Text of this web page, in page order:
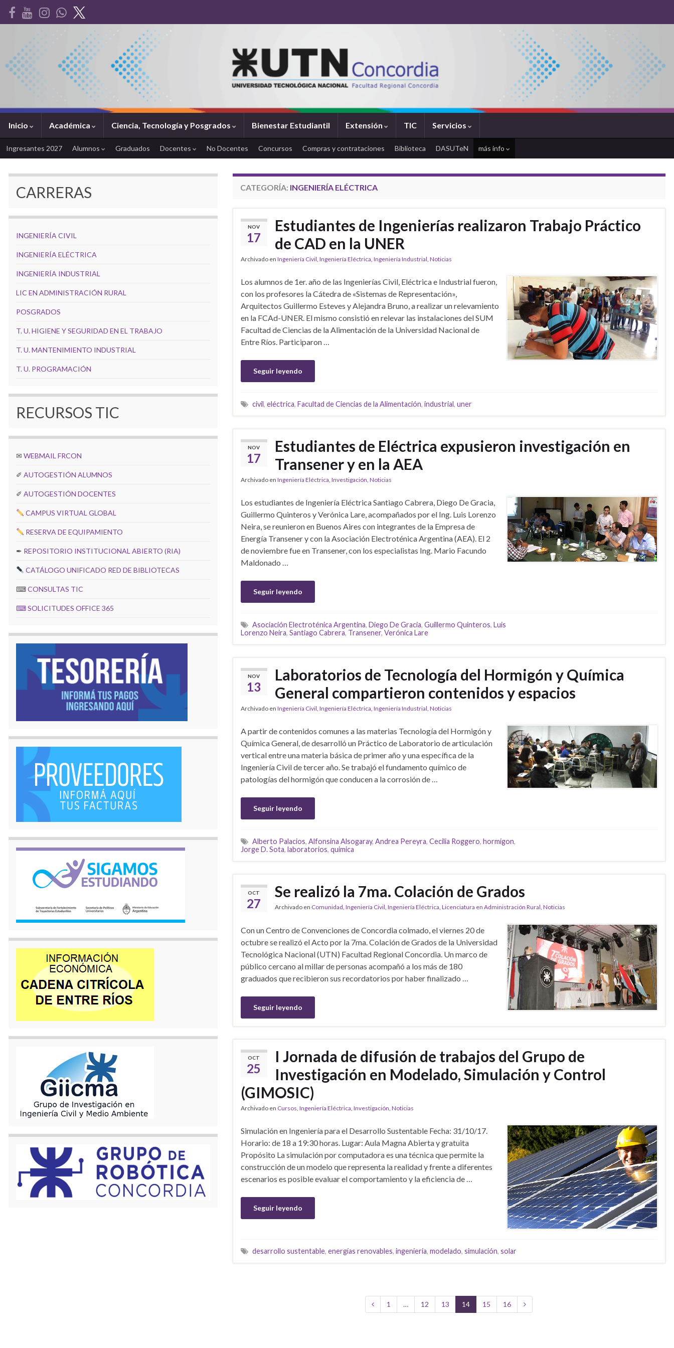
Inicio Académica Ciencia, Tecnología y Posgrados Bienestar Estudiantil Extensión TIC Servicios
Ingresantes 2027 Alumnos Graduados Docentes No Docentes Concursos Compras y contrataciones Biblioteca DASUTeN más info
CATEGORÍA: INGENIERÍA ELÉCTRICA
NOV
17
Estudiantes de Ingenierías realizaron Trabajo Práctico
de CAD en la UNER
Archivado en Ingeniería Civil Ingeniería Eléctrica Ingeniería Industrial Noticias
Los alumnos de 1er. año de las Ingenierías Civil, Eléctrica e Industrial fueron,
con los profesores la Cátedra de «Sistemas de Representación»,
Arquitectos Guillermo Esteves y Alejandra Bruno, a realizar un relevamiento
en la FCAd-UNER. El mismo consistió en relevar las instalaciones del SUM
Facultad de Ciencias de la Alimentación de la Universidad Nacional de
Entre Ríos. Participaron …
Seguir leyendo
civil, eléctrica, Facultad de Ciencias de la Alimentación, industrial, uner
NOV
17
Estudiantes de Eléctrica expusieron investigación en
Transener y en la AEA
Archivado en Ingeniería Eléctrica Investigación Noticias
Los estudiantes de Ingeniería Eléctrica Santiago Cabrera, Diego De Gracia,
Guillermo Quinteros y Verónica Lare, acompañados por el Ing. Luis Lorenzo
Neira, se reunieron en Buenos Aires con integrantes de la Empresa de
Energía Transener y con la Asociación Electroténica Argentina (AEA). El 2
de noviembre fue en Transener, con los especialistas Ing. Mario Facundo
Maldonado …
Seguir leyendo
Asociación Electroténica Argentina, Diego De Gracia, Guillermo Quinteros, Luis
Lorenzo Neira, Santiago Cabrera, Transener, Verónica Lare
NOV
13
Laboratorios de Tecnología del Hormigón y Química
General compartieron contenidos y espacios
Archivado en Ingeniería Civil Ingeniería Eléctrica Ingeniería Industrial Noticias
A partir de contenidos comunes a las materias Tecnología del Hormigón y
Química General, de desarrolló un Práctico de Laboratorio de articulación
vertical entre una materia básica de primer año y una específica de la
Ingeniería Civil de tercer año. Se trabajó el fundamento químico de
patologías del hormigón que conducen a la corrosión de …
Seguir leyendo
Alberto Palacios, Alfonsina Alsogaray, Andrea Pereyra, Cecilia Roggero, hormigon,
Jorge D. Sota, laboratorios, quimica
OCT
27
Se realizó la 7ma. Colación de Grados
Archivado en Comunidad Ingeniería Civil Ingeniería Eléctrica Licenciatura en Administración Rural Noticias
Con un Centro de Convenciones de Concordia colmado, el viernes 20 de
octubre se realizó el Acto por la 7ma. Colación de Grados de la Universidad
Tecnológica Nacional (UTN) Facultad Regional Concordia. Un marco de
público cercano al millar de personas acompañó a los más de 180
graduados que recibieron sus recordatorios por haber finalizado …
Seguir leyendo
OCT
25
I Jornada de difusión de trabajos del Grupo de
Investigación en Modelado, Simulación y Control
(GIMOSIC)
Archivado en Cursos Ingeniería Eléctrica Investigación Noticias
Simulación en Ingeniería para el Desarrollo Sustentable Fecha: 31/10/17.
Horario: de 18 a 19:30 horas. Lugar: Aula Magna Abierta y gratuita
Propósito La simulación por computadora es una técnica que permite la
construcción de un modelo que representa la realidad y frente a diferentes
escenarios es posible evaluar el comportamiento y la eficiencia de …
Seguir leyendo
desarrollo sustentable, energías renovables, ingeniería, modelado, simulación, solar
1 … 12 13 14 15 16
CARRERAS
INGENIERÍA CIVIL
INGENIERÍA ELÉCTRICA
INGENIERÍA INDUSTRIAL
LIC EN ADMINISTRACIÓN RURAL
POSGRADOS
T. U. HIGIENE Y SEGURIDAD EN EL TRABAJO
T. U. MANTENIMIENTO INDUSTRIAL
T. U. PROGRAMACIÓN
RECURSOS TIC
✉ WEBMAIL FRCON
✐ AUTOGESTIÓN ALUMNOS
✐ AUTOGESTIÓN DOCENTES
CAMPUS VIRTUAL GLOBAL
RESERVA DE EQUIPAMIENTO
✒ REPOSITORIO INSTITUCIONAL ABIERTO (RIA)
CATÁLOGO UNIFICADO RED DE BIBLIOTECAS
⌨CONSULTAS TIC
⌨SOLICITUDES OFFICE 365